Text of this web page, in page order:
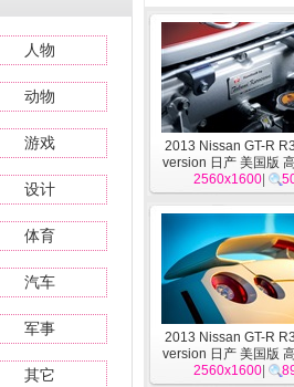
人物
动物
游戏
设计
体育
汽车
军事
其它
2013 Nissan GT-R
version 日产 美国版
23
2560x1600
2013 Nissan GT-R
version 日产 美国版
19
2560x1600